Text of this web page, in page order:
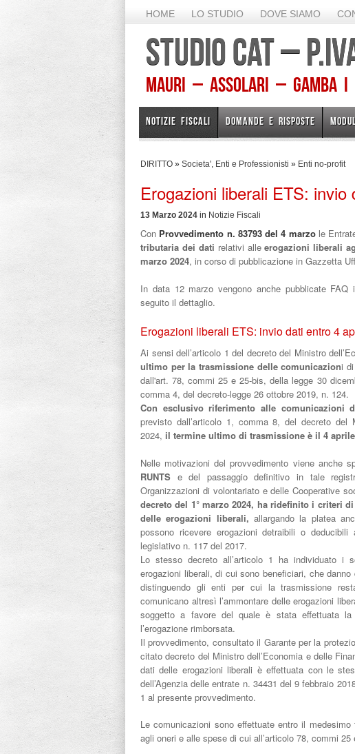
HOME LO STUDIO DOVE SIAMO
STUDIO CAT –
Mauri – Assolari – Gamba I
NOTIZIE FISCALI DOMANDE E RISPOSTE
DIRITTO » Societa', Enti e Professionisti » Enti no-profit
Erogazioni liberali ETS:
13 Marzo 2024 in Notizie Fiscali
Con Provvedimento n. 83793 del 4 marzole
tributaria dei dati relativi alleerogazioni liberali
marzo 2024, in corso di pubblicazione in Gazzetta
In data 12 marzo vengono anche pubblicate
seguito il dettaglio.
Erogazioni liberali ETS: invio dati entro 4
Ai sensi dell’articolo 1 del decreto del Ministro
ultimo per la trasmissione delle comunicazioni
dall'art. 78, commi 25 e 25-bis, della legge 30
comma 4, del decreto-legge 26 ottobre 2019, n. 124.
Con esclusivo riferimento alle comunicazioni
previsto dall’articolo 1, comma 8, del decreto del
2024, il termine ultimo di trasmissione è il 4 aprile
Nelle motivazioni del provvedimento viene anche
RUNTS e del passaggio definitivo in tale
Organizzazioni di volontariato e delle Cooperative
decreto del 1° marzo 2024, ha ridefinito i criteri
delle erogazioni liberali,allargando la platea
possono ricevere erogazioni detraibili o
legislativo n. 117 del 2017.
Lo stesso decreto all’articolo 1 ha individuato i
erogazioni liberali, di cui sono beneficiari, che
distinguendo gli enti per cui la trasmissione
comunicano altresì l’ammontare delle erogazioni
soggetto a favore del quale è stata effettuata
l’erogazione rimborsata.
Il provvedimento, consultato il Garante per la
citato decreto del Ministro dell’Economia e delle
dati delle erogazioni liberali è effettuata con le
dell’Agenzia delle entrate n. 34431 del 9 febbraio
1 al presente provvedimento.
Le comunicazioni sono effettuate entro il
agli oneri e alle spese di cui all’articolo 78, commi